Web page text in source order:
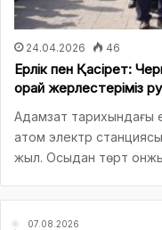
24.04.2026 46
Ерлік пен Қасірет:
орай жерлестеріміз
Адамзат тарихындағы
атом электр
жыл. Осыдан төрт
07.08.2026